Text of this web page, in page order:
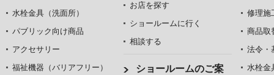
水栓金具（洗面所）
パブリック向け商品
アクセサリー
福祉機器（バリアフリー）
お店を探す
ショールームに行く
相談する
ショールームのご案
修理施
商品取
法令・
水栓金